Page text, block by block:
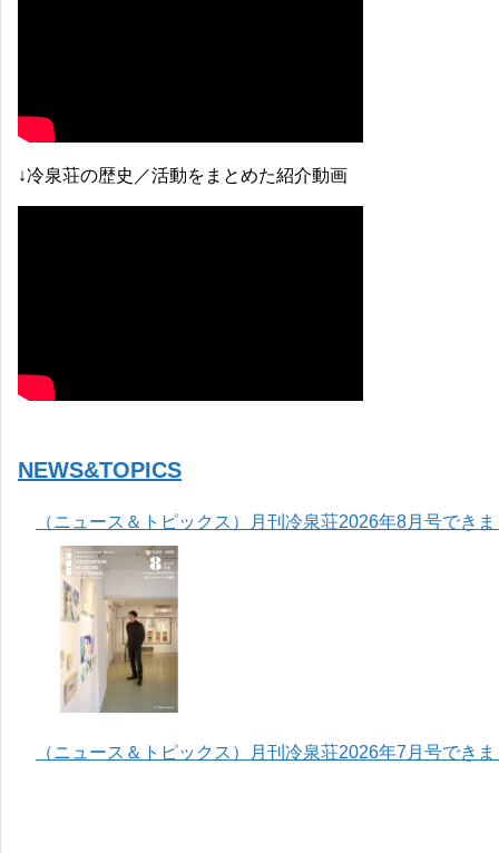
↓冷泉荘の歴史／活動をまとめた紹介動画
NEWS&TOPICS
（ニュース＆トピックス）月刊冷泉荘2026年8月号でき
（ニュース＆トピックス）月刊冷泉荘2026年7月号でき